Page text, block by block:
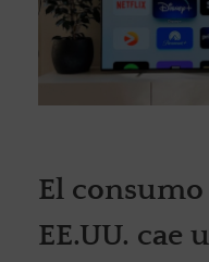
El
EE.UU. cae